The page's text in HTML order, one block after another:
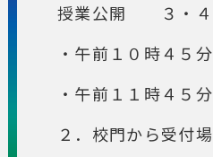
授業公開 ３・４
・午前１０時４５
・午前１１時４５
２．校門から受付